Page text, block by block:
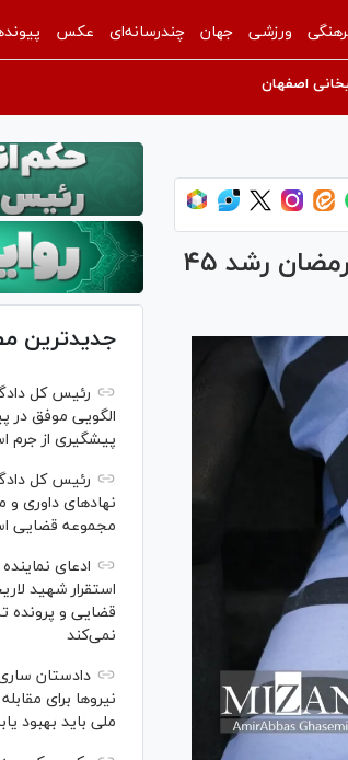
ورزشی جهان چندرسانه‌ای عکس
اصفهان
کمک خیرین در جشن‌های گلریزان استان اصفهان در ماه رمضان رشد ۴۵
جدیدترین
رئیس کل
الگویی موفق در
پیشگیری از جرم
رئیس کل
نهاد‌های داوری و
مجموعه قضایی
ادعای
استقرار شهید
قضایی و پرونده
نمی‌کند
دادستان
نیرو‌ها برای
ملی باید بهبود